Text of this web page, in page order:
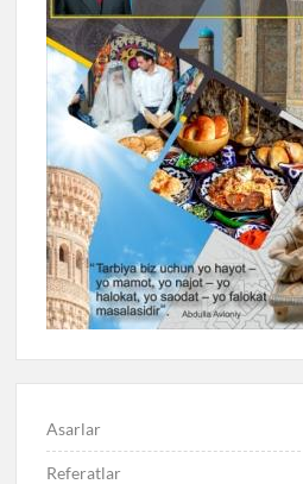
Asarlar
Referatlar